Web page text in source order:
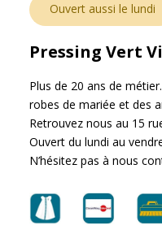
Ouvert aussi le lundi
Pressing Vert
Plus de 20 ans de
robes de mariée et des
Retrouvez nous au 15
Ouvert du lundi au
N’hésitez pas à nous